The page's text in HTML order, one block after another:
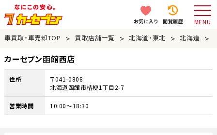
お気に入り 閲覧履歴 MENU
車買取・車売却TOP > 買取店舗一覧 > 北海道・東北 > 北海道 >
カーセブン函館西店
住所
〒041-0808
北海道函館市桔梗1丁目2-7
営業時間 10:00～18:30